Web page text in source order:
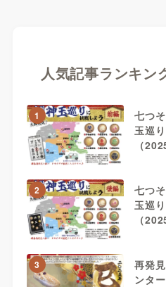
人気記事ランキン
1
七つ
玉巡
（
2
七つ
玉巡
（
3
再発
ンタ